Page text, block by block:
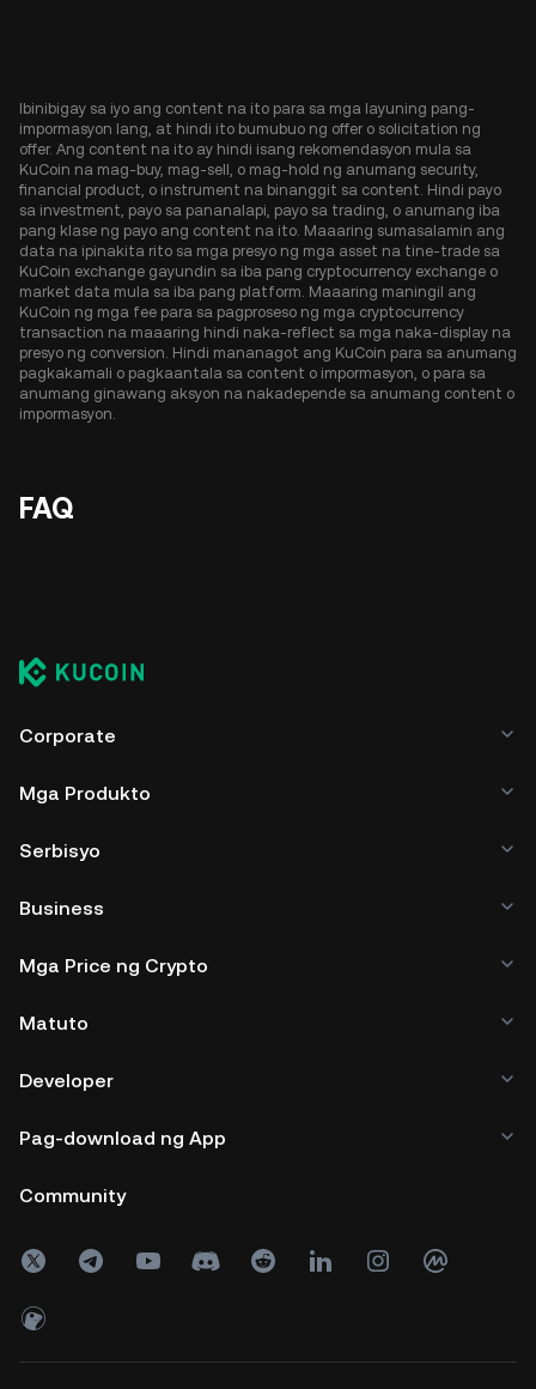
Ibinibigay sa iyo ang content na ito para sa mga layuning pang-
impormasyon lang, at hindi ito bumubuo ng offer o solicitation ng
offer. Ang content na ito ay hindi isang rekomendasyon mula sa
KuCoin na mag-buy, mag-sell, o mag-hold ng anumang security,
financial product, o instrument na binanggit sa content. Hindi payo
sa investment, payo sa pananalapi, payo sa trading, o anumang iba
pang klase ng payo ang content na ito. Maaaring sumasalamin ang
data na ipinakita rito sa mga presyo ng mga asset na tine-trade sa
KuCoin exchange gayundin sa iba pang cryptocurrency exchange o
market data mula sa iba pang platform. Maaaring maningil ang
KuCoin ng mga fee para sa pagproseso ng mga cryptocurrency
transaction na maaaring hindi naka-reflect sa mga naka-display na
presyo ng conversion. Hindi mananagot ang KuCoin para sa anumang
pagkakamali o pagkaantala sa content o impormasyon, o para sa
anumang ginawang aksyon na nakadepende sa anumang content o
impormasyon.
FAQ
Corporate
Mga Produkto
Serbisyo
Business
Mga Price ng Crypto
Matuto
Developer
Pag-download ng App
Community